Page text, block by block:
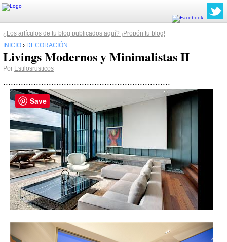
¿Los artículos de tu blog publicados aquí? ¡Propón tu blog!
INICIO › DECORACIÓN
Livings Modernos y Minimalistas II
Por Estilosrusticos
..................................................................
Save